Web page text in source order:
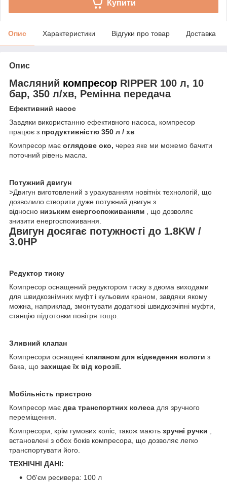
Купити
Опис Характеристики Відгуки про товар Доставка
Опис
Масляний компресор RIPPER 100 л, 10
бар, 350 л/хв, Ремінна передача
Ефективний насос
Завдяки використанню ефективного насоса, компресор
працює з продуктивністю 350 л / хв
Компресор має оглядове око, через яке ми можемо бачити
поточний рівень масла.
Потужний двигун
>Двигун виготовлений з урахуванням новітніх технологій, що
дозволило створити дуже потужний двигун з
відносно низьким енергоспоживанням , що дозволяє
знизити енергоспоживання.
Двигун досягає потужності до 1.8KW /
3.0HP
Редуктор тиску
Компресор оснащений редуктором тиску з двома виходами
для швидкознімних муфт і кульовим краном, завдяки якому
можна, наприклад, змонтувати додаткові швидкозчіпні муфти,
станцію підготовки повітря тощо.
Зливний клапан
Компресори оснащені клапаном для відведення вологи з
бака, що захищає їх від корозії.
Мобільність пристрою
Компресор має два транспортних колеса для зручного
переміщення.
Компресори, крім гумових коліс, також мають зручні ручки ,
встановлені з обох боків компресора, що дозволяє легко
транспортувати його.
ТЕХНІЧНІ ДАНІ:
Об'єм ресивера: 100 л